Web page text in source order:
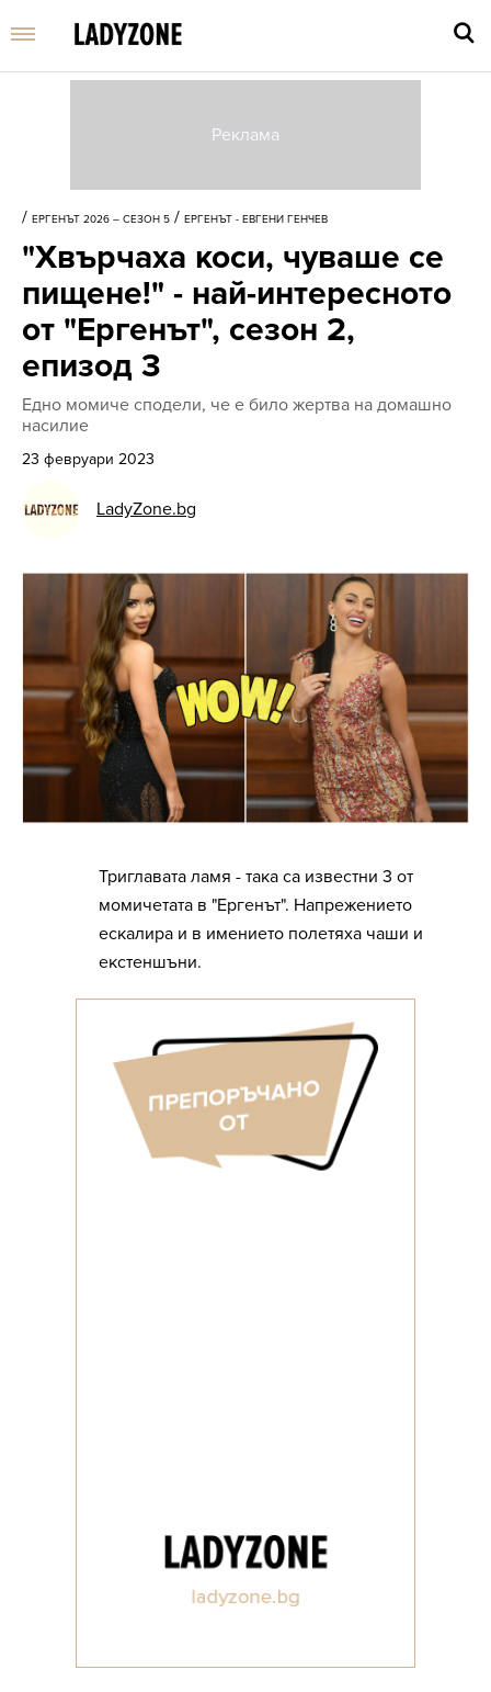
Enter
/ ЕРГЕНЪТ 2026 – СЕЗОН 5 / ЕРГЕНЪТ - ЕВГЕНИ ГЕНЧЕВ
"Хвърчаха коси, чуваше се
пищене!" - най-интересното
от "Ергенът", сезон 2,
епизод 3
Едно момиче сподели, че е било жертва на домашно
насилие
23 февруари 2023
LadyZone.bg
Триглавата ламя - така са известни 3 от
момичетата в "Ергенът". Напрежението
ескалира и в имението полетяха чаши и
екстеншъни.